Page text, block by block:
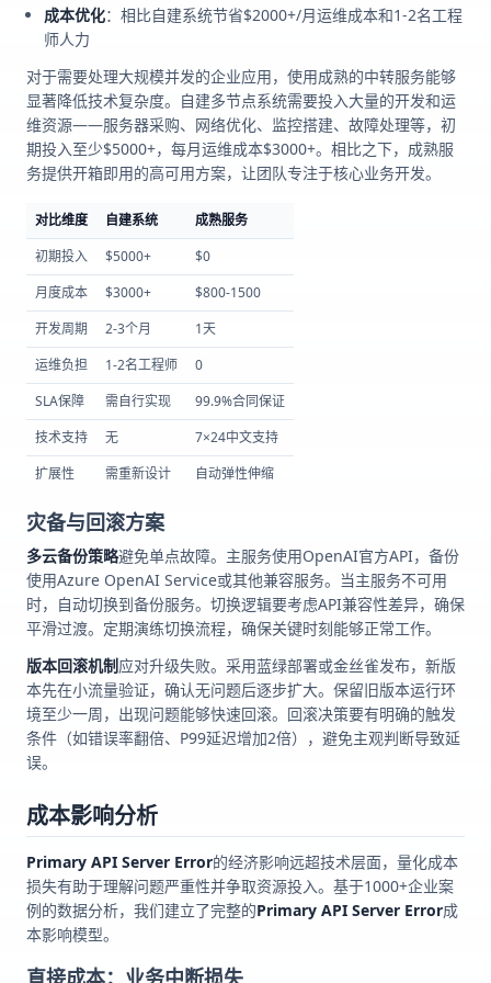
成本优化：相比自建系统节省$2000+/月运维成本和1-2名工程
师人力
对于需要处理大规模并发的企业应用，使用成熟的中转服务能够
显著降低技术复杂度。自建多节点系统需要投入大量的开发和运
维资源——服务器采购、网络优化、监控搭建、故障处理等，初
期投入至少$5000+，每月运维成本$3000+。相比之下，成熟服
务提供开箱即用的高可用方案，让团队专注于核心业务开发。
对比维度 自建系统
成熟服务
初期投入
$5000+
$0
月度成本
$3000+
$800-1500
开发周期
2-3个月
1天
运维负担
1-2名工程师
0
SLA保障
需自行实现
99.9%合同保证
技术支持
无
7×24中文支持
扩展性
需重新设计 自动弹性伸缩
灾备与回滚方案
多云备份策略避免单点故障。主服务使用OpenAI官方API，备份
使用Azure OpenAI Service或其他兼容服务。当主服务不可用
时，自动切换到备份服务。切换逻辑要考虑API兼容性差异，确保
平滑过渡。定期演练切换流程，确保关键时刻能够正常工作。
版本回滚机制应对升级失败。采用蓝绿部署或金丝雀发布，新版
本先在小流量验证，确认无问题后逐步扩大。保留旧版本运行环
境至少一周，出现问题能够快速回滚。回滚决策要有明确的触发
条件（如错误率翻倍、P99延迟增加2倍），避免主观判断导致延
误。
成本影响分析
Primary API Server Error的经济影响远超技术层面，量化成本
损失有助于理解问题严重性并争取资源投入。基于1000+企业案
例的数据分析，我们建立了完整的Primary API Server Error成
本影响模型。
直接成本：业务中断损失